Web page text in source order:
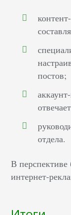
постов;
отдела.
В перспективе
интернет-